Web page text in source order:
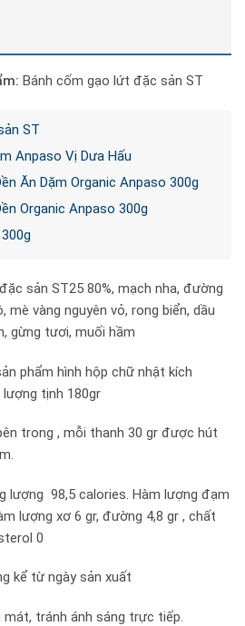
Bánh cốm gạo lứt đặc sản ST
ST
Anpaso Vị Dưa Hấu
Ăn Dặm Organic Anpaso 300g
Organic Anpaso 300g
sản ST25 80%, mạch nha, đường
mè vàng nguyên vỏ, rong biển, dầu
gừng tươi, muối hầm
phẩm hình hộp chữ nhật kích
tịnh 180gr
trong , mỗi thanh 30 gr được hút
lượng 98,5 calories. Hàm lượng đạm
lượng xơ 6 gr, đường 4,8 gr , chất
0
kể từ ngày sản xuất
mát, tránh ánh sáng trực tiếp.